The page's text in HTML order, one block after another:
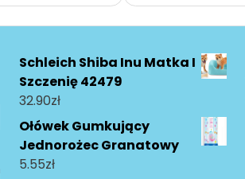
Schleich Shiba Inu Matka I
Szczenię 42479
32.90zł
Ołówek Gumkujący
Jednorożec Granatowy
5.55zł